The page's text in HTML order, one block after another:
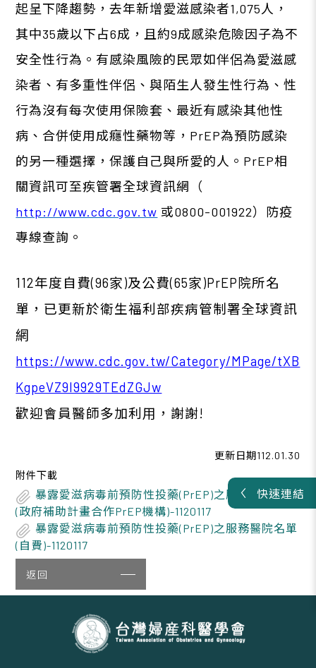
快速連結
起呈下降趨勢，去年新增愛滋感染者1,075 人，
其中35歲以下占6成，且約9成感染危險因子為不
安全性行為。有感染風險的民眾如伴侶為愛滋感
染者、有多重性伴侶、與陌生人發生性行為、性
行為沒有每次使用保險套、最近有感染其他性
病、合併使用成癮性藥物等， PrEP為預防感染
的另一種選擇，保護自己與所愛的人。 PrEP相
關資訊可至疾管署全球資訊網（
http://www.cdc.gov.tw 或0800-001922）防疫
專線查詢。
112年度自費(96家)及公費(65家)PrEP院所名
單，已更新於衛生福利部疾病管制署全球資訊
網
https://www.cdc.gov.tw/Category/MPage/tXB
KgpeVZ9l9929TEdZGJw
歡迎會員醫師多加利用，謝謝!
更新日期112.01.30
附件下載
暴露愛滋病毒前預防性投藥(PrEP)之服務醫院名單
(政府補助計畫合作PrEP機構)-1120117
暴露愛滋病毒前預防性投藥(PrEP)之服務醫院名單
(自費)-1120117
返回